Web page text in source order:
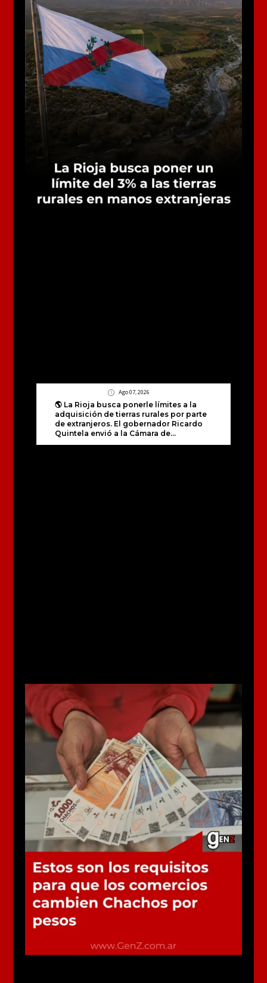
Ago 07, 2026
🌎 La Rioja busca ponerle límites a la
adquisición de tierras rurales por parte
de extranjeros. El gobernador Ricardo
Quintela envió a la Cámara de...